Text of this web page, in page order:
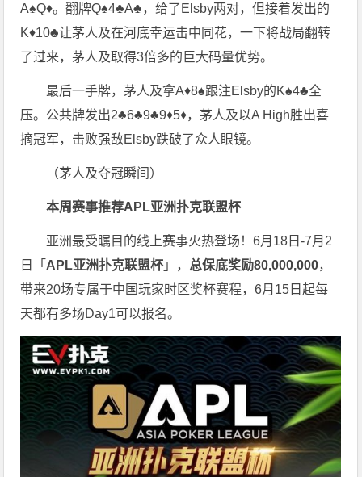
A♠Q♦。翻牌Q♠4♣A♣，给了Elsby两对，但接着发出的
K♦10♣让茅人及在河底幸运击中同花，一下将战局翻转
了过来，茅人及取得3倍多的巨大码量优势。
最后一手牌，茅人及拿A♦8♠跟注Elsby的K♠4♣全
压。公共牌发出2♣6♣9♣9♦5♦，茅人及以A High胜出喜
摘冠军，击败强敌Elsby跌破了众人眼镜。
（茅人及夺冠瞬间）
本周赛事推荐APL亚洲扑克联盟杯
亚洲最受瞩目的线上赛事火热登场！6月18日-7月2
日「 APL亚洲扑克联盟杯 」， 总保底奖励80,000,000，
带来20场专属于中国玩家时区奖杯赛程，6月15日起每
天都有多场Day1可以报名。